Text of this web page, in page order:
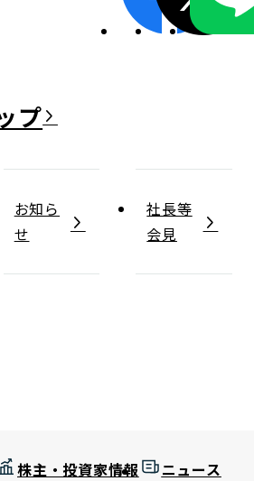
お知ら
せ
社長等
会見
株主・投資家情報 ニュース